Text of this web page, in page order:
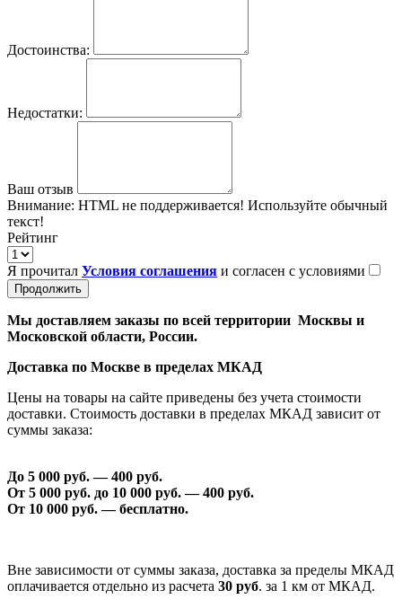
Достоинства:
Недостатки:
Ваш отзыв
Внимание: HTML не поддерживается! Используйте обычный
текст!
Рейтинг
Я прочитал Условия соглашения и согласен с условиями
Продолжить
Мы доставляем заказы по всей территории Москвы и
Московской области, России.
Доставка по Москве в пределах МКАД
Цены на товары на сайте приведены без учета стоимости
доставки. Стоимость доставки в пределах МКАД зависит от
суммы заказа:
До 5 000 руб. —400 руб.
От 5 000 руб. до 10 000 руб. —400 руб.
От 10 000 руб. — бесплатно.
Вне зависимости от суммы заказа, доставка за пределы МКАД
оплачивается отдельно из расчета 30 руб. за 1 км от МКАД.